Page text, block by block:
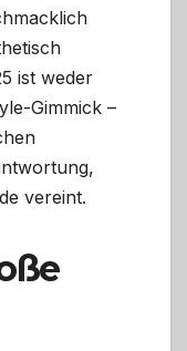
ist weder
Gimmick –
vereint.